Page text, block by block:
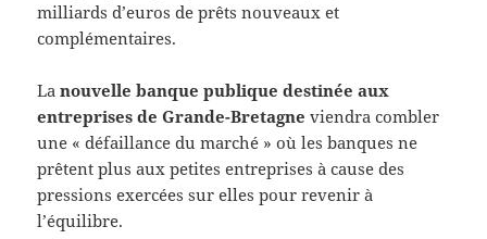
milliards d’euros de prêts nouveaux et
complémentaires.
Lanouvelle banque publique destinée aux
entreprises de Grande-Bretagne viendra combler
une « défaillance du marché » où les banques ne
prêtent plus aux petites entreprises à cause des
pressions exercées sur elles pour revenir à
l’équilibre.